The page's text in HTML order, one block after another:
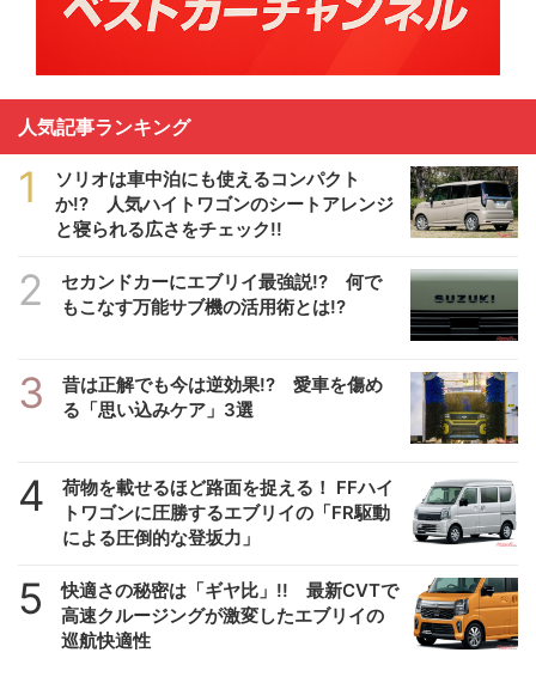
人気記事ランキング
1
ソリオは車中泊にも使えるコンパクト
か!? 人気ハイトワゴンのシートアレンジ
と寝られる広さをチェック!!
2
セカンドカーにエブリイ最強説!? 何で
もこなす万能サブ機の活用術とは!?
3
昔は正解でも今は逆効果!? 愛車を傷め
る「思い込みケア」3選
4
荷物を載せるほど路面を捉える！ FFハイ
トワゴンに圧勝するエブリイの「FR駆動
による圧倒的な登坂力」
5
快適さの秘密は「ギヤ比」!! 最新CVTで
高速クルージングが激変したエブリイの
巡航快適性